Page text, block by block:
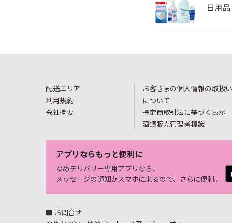
配送エリア
利用規約
会社概要
お客さまの個人情報の取扱い
について
特定商取引法に基づく表示
酒類販売管理者標識
アプリならもっと便利に
ゆめデリバリー専用アプリなら、
メッセージの通知がスマホに来るので、さらに便利。
■ お問合せ